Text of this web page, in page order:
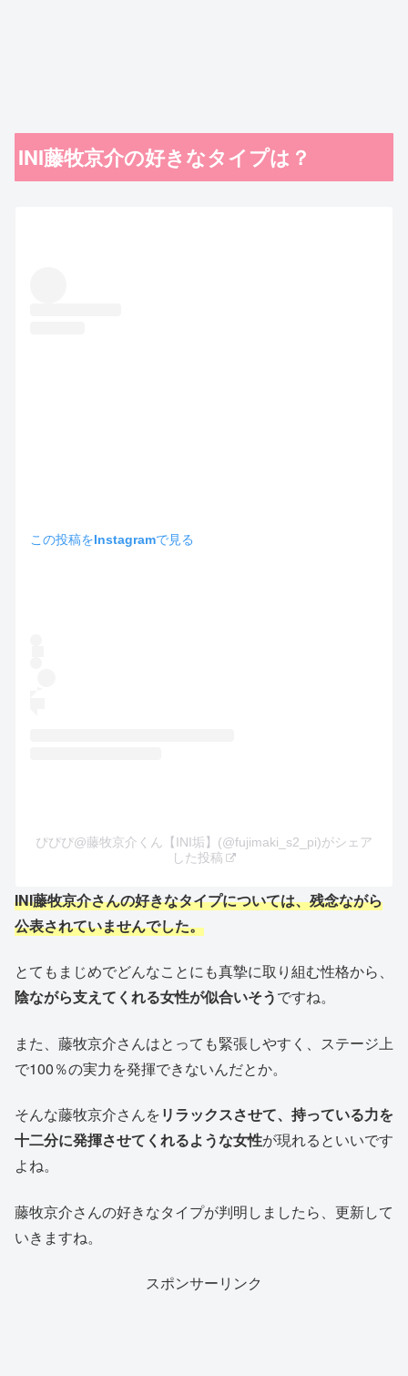
INI藤牧京介の好きなタイプは？
この投稿をInstagramで見る
ぴぴぴ@藤牧京介くん【INI垢】(@fujimaki_s2_pi)がシェア
した投稿
INI藤牧京介さんの好きなタイプについては、残念ながら
公表されていませんでした。
とてもまじめでどんなことにも真摯に取り組む性格から、
陰ながら支えてくれる女性が似合いそうですね。
また、藤牧京介さんはとっても緊張しやすく、ステージ上
で100％の実力を発揮できないんだとか。
そんな藤牧京介さんをリラックスさせて、持っている力を
十二分に発揮させてくれるような女性が現れるといいです
よね。
藤牧京介さんの好きなタイプが判明しましたら、更新して
いきますね。
スポンサーリンク